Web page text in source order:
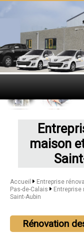
maison
Accueil
Entreprise
Pas-de-Calais
Entreprise
Saint-Aubin
Rénovation